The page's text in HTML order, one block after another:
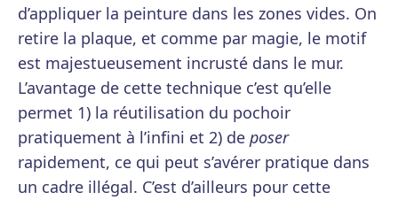
d’appliquer la peinture dans les zones vides. On
retire la plaque, et comme par magie, le motif
est majestueusement incrusté dans le mur.
L’avantage de cette technique c’est qu’elle
permet 1) la réutilisation du pochoir
pratiquement à l’infini et 2) de poser
rapidement, ce qui peut s’avérer pratique dans
un cadre illégal. C’est d’ailleurs pour cette